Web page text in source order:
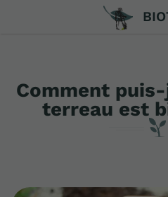
Comment
terreau est